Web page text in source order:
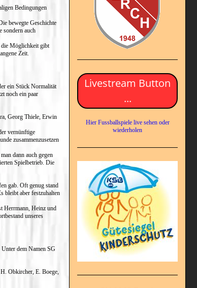
Livestream Button
...
Hier Fussballspiele live sehen oder
wiederholen
Bedingungen
bewegte Geschichte
sondern auch
die Möglichkeit gibt
Zeit.
ein Stück Normalität
noch ein paar
Georg Thiele, Erwin
vernünftige
zusammenzusetzen
dann auch gegen
Spielbetrieb. Die
gab. Oft genug stand
bleibt aber festzuhalten
Herrmann, Heinz und
unseres
dem Namen SG
Obkircher, E. Boege,